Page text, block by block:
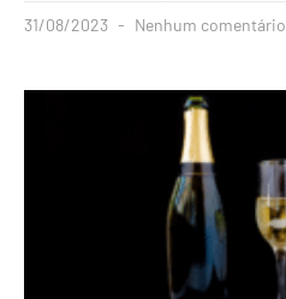
31/08/2023
Nenhum comentário